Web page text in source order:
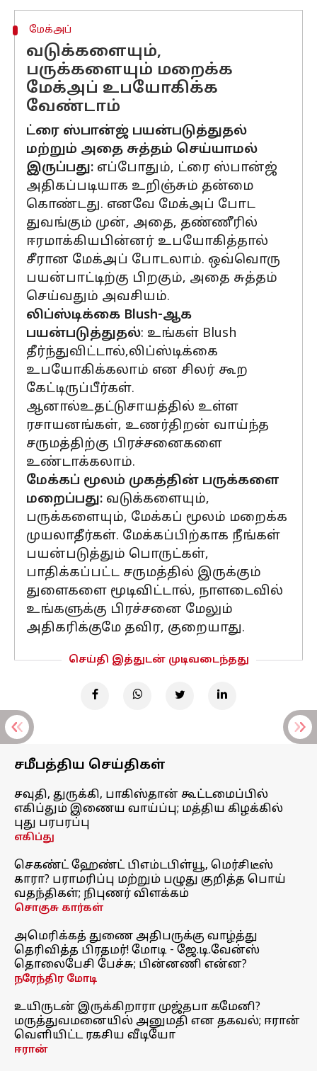
மேக்அப்
வடுக்களையும்,
பருக்களையும் மறைக்க
மேக்அப் உபயோகிக்க
வேண்டாம்
ட்ரை ஸ்பான்ஜ் பயன்படுத்துதல்
மற்றும் அதை சுத்தம் செய்யாமல்
இருப்பது: எப்போதும், ட்ரை ஸ்பான்ஜ்
அதிகப்படியாக உறிஞ்சும் தன்மை
கொண்டது. எனவே மேக்அப் போட
துவங்கும் முன், அதை, தண்ணீரில்
ஈரமாக்கியபின்னர் உபயோகித்தால்
சீரான மேக்அப் போடலாம். ஒவ்வொரு
பயன்பாட்டிற்கு பிறகும், அதை சுத்தம்
செய்வதும் அவசியம்.
லிப்ஸ்டிக்கை Blush-ஆக
பயன்படுத்துதல்: உங்கள் Blush
தீர்ந்துவிட்டால்,லிப்ஸ்டிக்கை
உபயோகிக்கலாம் என சிலர் கூற
கேட்டிருப்பீர்கள்.
ஆனால்உதட்டுசாயத்தில் உள்ள
ரசாயனங்கள், உணர்திறன் வாய்ந்த
சருமத்திற்கு பிரச்சனைகளை
உண்டாக்கலாம்.
மேக்கப் மூலம் முகத்தின் பருக்களை
மறைப்பது: வடுக்களையும்,
பருக்களையும், மேக்கப் மூலம் மறைக்க
முயலாதீர்கள். மேக்கப்பிற்காக நீங்கள்
பயன்படுத்தும் பொருட்கள்,
பாதிக்கப்பட்ட சருமத்தில் இருக்கும்
துளைகளை மூடிவிட்டால், நாளடைவில்
உங்களுக்கு பிரச்சனை மேலும்
அதிகரிக்குமே தவிர, குறையாது.
செய்தி இத்துடன் முடிவடைந்தது
சமீபத்திய செய்திகள்
சவுதி, துருக்கி, பாகிஸ்தான் கூட்டமைப்பில்
எகிப்தும் இணைய வாய்ப்பு; மத்திய கிழக்கில்
புது பரபரப்பு
எகிப்து
செகண்ட் ஹேண்ட் பிஎம்டபிள்யூ, மெர்சிடீஸ்
காரா? பராமரிப்பு மற்றும் பழுது குறித்த பொய்
வதந்திகள்; நிபுணர் விளக்கம்
சொகுசு கார்கள்
அமெரிக்கத் துணை அதிபருக்கு வாழ்த்து
தெரிவித்த பிரதமர்! மோடி - ஜே.டி.வேன்ஸ்
தொலைபேசி பேச்சு; பின்னணி என்ன?
நரேந்திர மோடி
உயிருடன் இருக்கிறாரா முஜ்தபா கமேனி?
மருத்துவமனையில் அனுமதி என தகவல்; ஈரான்
வெளியிட்ட ரகசிய வீடியோ
ஈரான்